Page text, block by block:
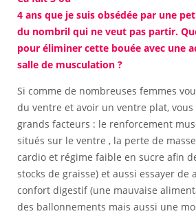
4 ans que je suis obsédée par une
du nombril qui ne veut pas partir.
pour éliminer cette bouée avec une
salle de musculation ?
Si comme de nombreuses femmes
du ventre et avoir un ventre plat,
grands facteurs : le renforcement
situés sur le ventre , la perte de
cardio et régime faible en sucre afin
stocks de graisse) et aussi essayer de
confort digestif (une mauvaise
des ballonnements mais aussi une